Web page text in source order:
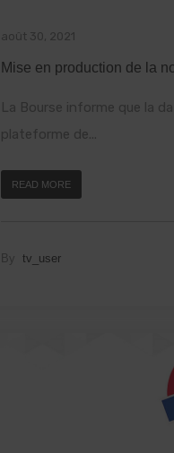
août 30, 2021
Mise en production de la
La Bourse informe que la
plateforme de...
READ MORE
By tv_user